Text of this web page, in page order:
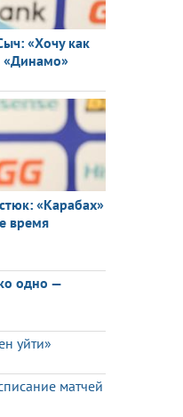
«Хочу как
«Динамо»
«Карабах»
время
одно —
уйти»
матчей